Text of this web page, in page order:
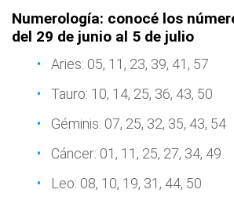
Numerología: conocé los
del 29 de junio al 5 de julio
Aries: 05, 11, 23, 39, 41, 57
Tauro: 10, 14, 25, 36, 43, 50
Géminis: 07, 25, 32, 35, 43, 54
Cáncer: 01, 11, 25, 27, 34, 49
Leo: 08, 10, 19, 31, 44, 50